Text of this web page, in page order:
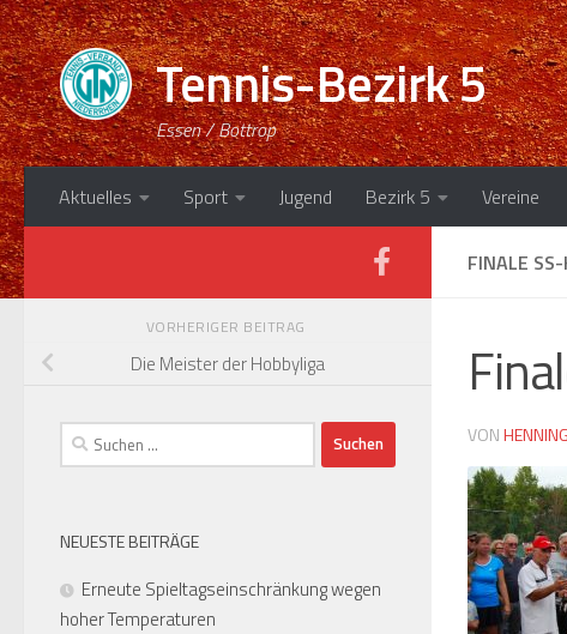
Zum Inhalt springen
Tennis-Bezirk 5
Essen / Bottrop
Aktuelles Sport Jugend Bezirk 5 Vereine
FINALE
VON
VORHERIGER BEITRAG
Die Meister der Hobbyliga
Suchen
nach:
NEUESTE BEITRÄGE
Erneute Spieltagseinschränkung wegen
hoher Temperaturen